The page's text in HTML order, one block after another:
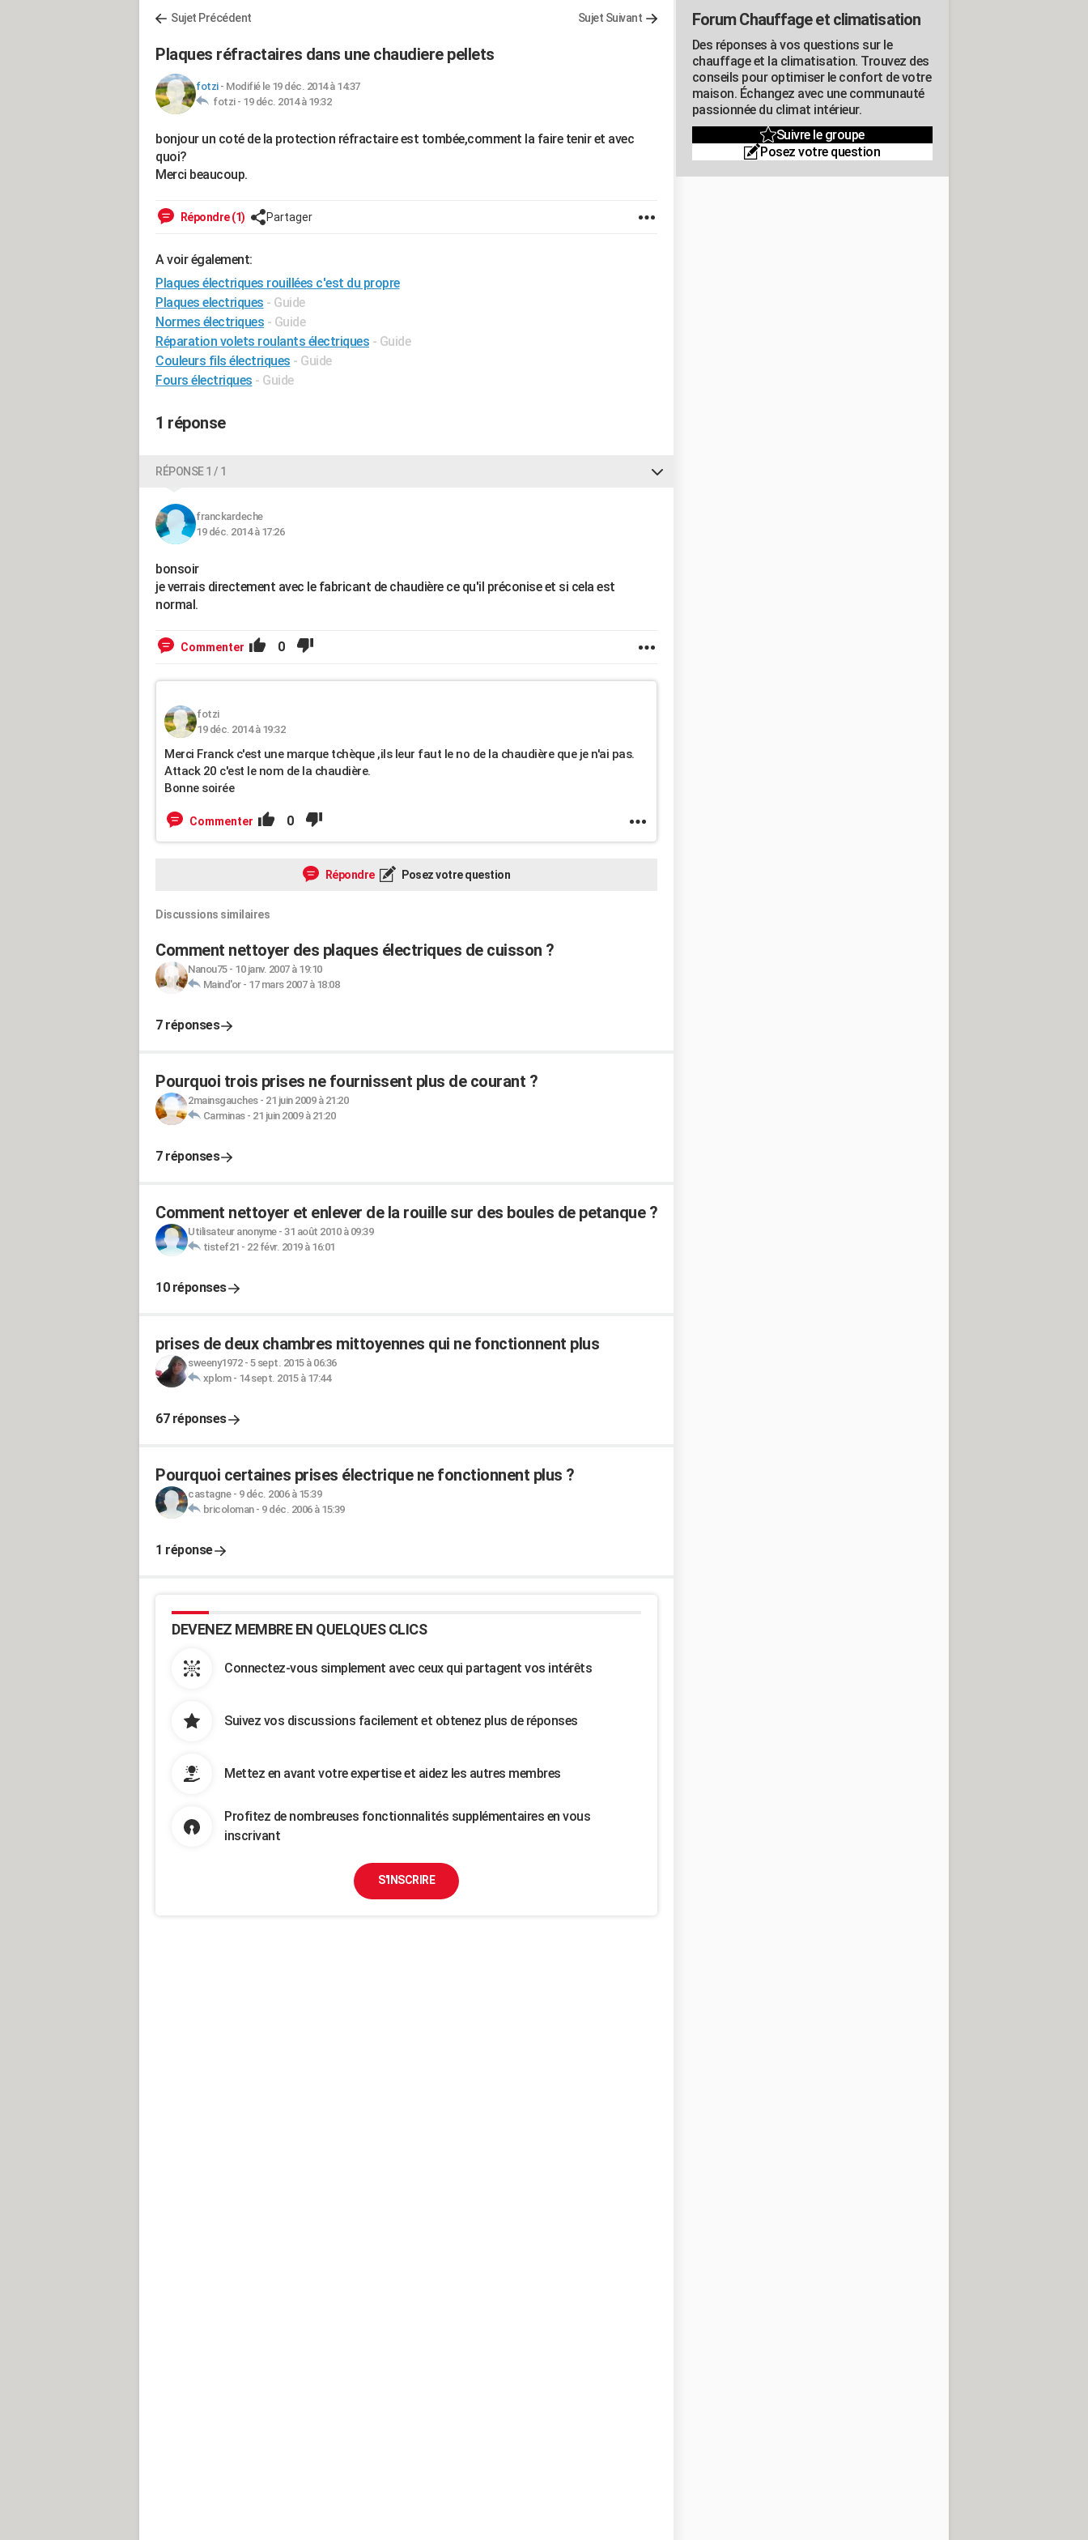
Sujet Précédent Sujet Suivant
Plaques réfractaires dans une chaudiere pellets
fotzi- Modifié le 19 déc. 2014 à 14:37
fotzi - 19 déc. 2014 à 19:32
bonjour un coté de la protection réfractaire est tombée,comment la faire tenir et avec
quoi?
Merci beaucoup.
Répondre (1) Partager
A voir également:
Plaques électriques rouillées c'est du propre
Plaques electriques - Guide
Normes électriques - Guide
Réparation volets roulants électriques - Guide
Couleurs fils électriques - Guide
Fours électriques - Guide
1 réponse
RÉPONSE 1 / 1
franckardeche
19 déc. 2014 à 17:26
bonsoir
je verrais directement avec le fabricant de chaudière ce qu'il préconise et si cela est
normal.
Commenter 0
fotzi
19 déc. 2014 à 19:32
Merci Franck c'est une marque tchèque ,ils leur faut le no de la chaudière que je n'ai pas.
Attack 20 c'est le nom de la chaudière.
Bonne soirée
Commenter 0
Répondre Posez votre question
Discussions similaires
Comment nettoyer des plaques électriques de cuisson ?
Nanou75- 10 janv. 2007 à 19:10
Maind'or- 17 mars 2007 à 18:08
7 réponses
Pourquoi trois prises ne fournissent plus de courant ?
2mainsgauches- 21 juin 2009 à 21:20
Carminas- 21 juin 2009 à 21:20
7 réponses
Comment nettoyer et enlever de la rouille sur des boules de petanque ?
Utilisateur anonyme- 31 août 2010 à 09:39
tistef21 - 22 févr. 2019 à 16:01
10 réponses
prises de deux chambres mittoyennes qui ne fonctionnent plus
sweeny1972- 5 sept. 2015 à 06:36
xplom- 14 sept. 2015 à 17:44
67 réponses
Pourquoi certaines prises électrique ne fonctionnent plus ?
castagne- 9 déc. 2006 à 15:39
bricoloman- 9 déc. 2006 à 15:39
1 réponse
DEVENEZ MEMBRE EN QUELQUES CLICS
Connectez-vous simplement avec ceux qui partagent vos intérêts
Suivez vos discussions facilement et obtenez plus de réponses
Mettez en avant votre expertise et aidez les autres membres
Profitez de nombreuses fonctionnalités supplémentaires en vous
inscrivant
S'INSCRIRE
Forum Chauffage et climatisation
Des réponses à vos questions sur le
chauffage et la climatisation. Trouvez des
conseils pour optimiser le confort de votre
maison. Échangez avec une communauté
passionnée du climat intérieur.
Suivre le groupe
Posez votre question